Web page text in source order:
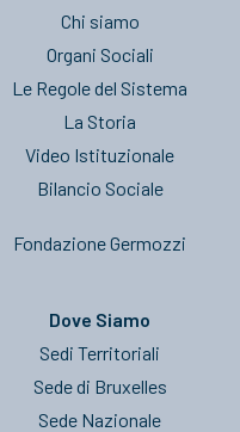
Chi siamo
Organi Sociali
Le Regole del Sistema
La Storia
Video Istituzionale
Bilancio Sociale
Fondazione Germozzi
Dove Siamo
Sedi Territoriali
Sede di Bruxelles
Sede Nazionale